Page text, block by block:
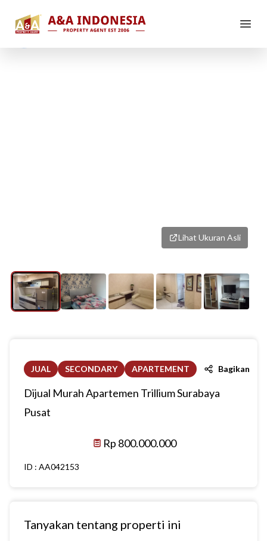
Lihat Ukuran Asli
JUAL SECONDARY APARTEMENT Bagikan
Dijual Murah Apartemen Trillium Surabaya
Pusat
Rp 800.000.000
ID : AA042153
Tanyakan tentang properti ini